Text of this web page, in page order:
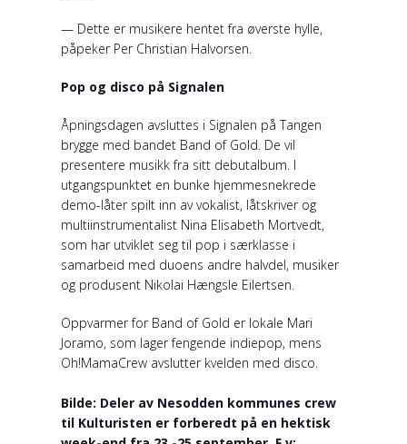
— Dette er musikere hentet fra øverste hylle,
påpeker Per Christian Halvorsen.
Pop og disco på Signalen
Åpningsdagen avsluttes i Signalen på Tangen
brygge med bandet Band of Gold. De vil
presentere musikk fra sitt debutalbum. I
utgangspunktet en bunke hjemmesnekrede
demo-låter spilt inn av vokalist, låtskriver og
multiinstrumentalist Nina Elisabeth Mortvedt,
som har utviklet seg til pop i særklasse i
samarbeid med duoens andre halvdel, musiker
og produsent Nikolai Hængsle Eilertsen.
Oppvarmer for Band of Gold er lokale Mari
Joramo, som lager fengende indiepop, mens
Oh!MamaCrew avslutter kvelden med disco.
Bilde: Deler av Nesodden kommunes crew
til Kulturisten er forberedt på en hektisk